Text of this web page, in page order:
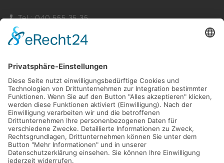
Tel.: 040 555 35 35
Fax: 040 555 22 44
Nachricht senden
Navigation
Immobilien Aktuelles
Für Eigentümer Kontakt
Referenzen Impressum
Verwaltung